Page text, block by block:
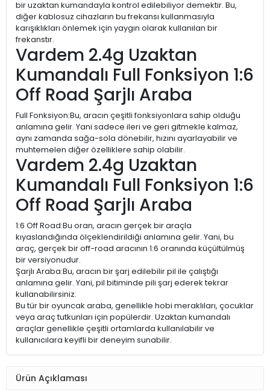
bir uzaktan kumandayla kontrol edilebiliyor demektir. Bu,
diğer kablosuz cihazların bu frekansı kullanmasıyla
karışıklıkları önlemek için yaygın olarak kullanılan bir
frekanstır.
Vardem 2.4g Uzaktan
Kumandalı Full Fonksiyon 1:6
Off Road Şarjlı Araba
Full Fonksiyon:Bu, aracın çeşitli fonksiyonlara sahip olduğu
anlamına gelir. Yani sadece ileri ve geri gitmekle kalmaz,
aynı zamanda sağa-sola dönebilir, hızını ayarlayabilir ve
muhtemelen diğer özelliklere sahip olabilir.
Vardem 2.4g Uzaktan
Kumandalı Full Fonksiyon 1:6
Off Road Şarjlı Araba
1:6 Off Road:Bu oran, aracın gerçek bir araçla
kıyaslandığında ölçeklendirildiği anlamına gelir. Yani, bu
araç, gerçek bir off-road aracının 1:6 oranında küçültülmüş
bir versiyonudur.
Şarjlı Araba:Bu, aracın bir şarj edilebilir pil ile çalıştığı
anlamına gelir. Yani, pil bitiminde pili şarj ederek tekrar
kullanabilirsiniz.
Bu tür bir oyuncak araba, genellikle hobi meraklıları, çocuklar
veya araç tutkunları için popülerdir. Uzaktan kumandalı
araçlar genellikle çeşitli ortamlarda kullanılabilir ve
kullanıcılara keyifli bir deneyim sunabilir.
Ürün Açıklaması